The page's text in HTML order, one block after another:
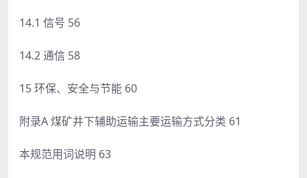
14.1 信号 56
14.2 通信 58
15 环保、安全与节能 60
附录A 煤矿井下辅助运输主要运输方式分类 61
本规范用词说明 63